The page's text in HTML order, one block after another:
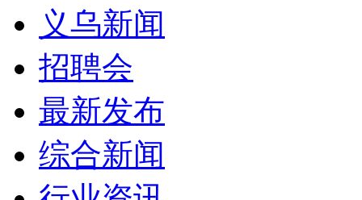
义乌新闻
招聘会
最新发布
综合新闻